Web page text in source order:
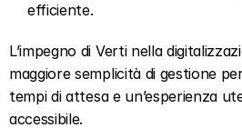
efficiente.
L’impegno di Verti nella
maggiore semplicità di gestione
tempi di attesa e un’esperienza
accessibile.